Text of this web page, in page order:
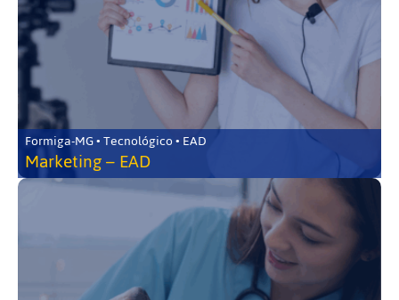
Formiga-MG • Tecnológico • EAD
Marketing – EAD